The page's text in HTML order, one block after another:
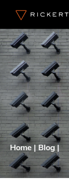
Inhalt
springen
Home |Blog|